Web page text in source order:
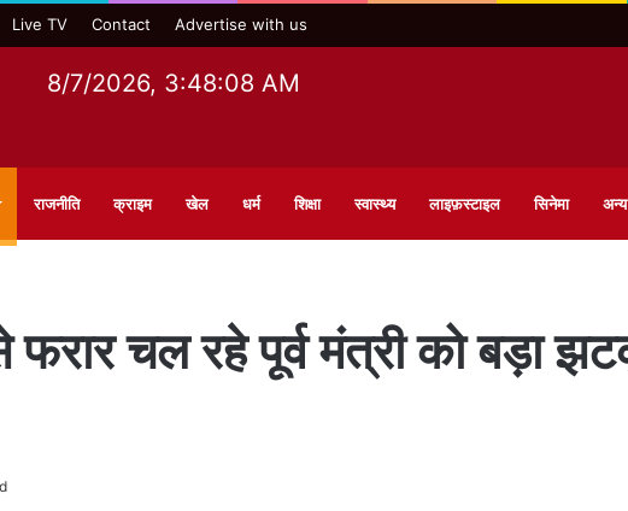
Live TV Contact Advertise with us
8/7/2026, 3:48:09 AM
राजनीति क्राइम खेल धर्म शिक्षा स्वास्थ्य लाइफ़स्टाइल सिनेमा अन्य
फरार चल रहे पूर्व मंत्री को बड़ा